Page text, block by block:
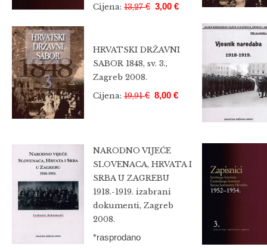
Cijena: 13,27€ 3,00 €
HRVATSKI DRŽAVNI
SABOR 1848, sv. 3.,
Zagreb 2008.
Cijena: 19,91€ 8,00 €
NARODNO VIJEĆE
SLOVENACA, HRVATA I
SRBA U ZAGREBU
1918.-1919. izabrani
dokumenti, Zagreb
2008.
*rasprodano